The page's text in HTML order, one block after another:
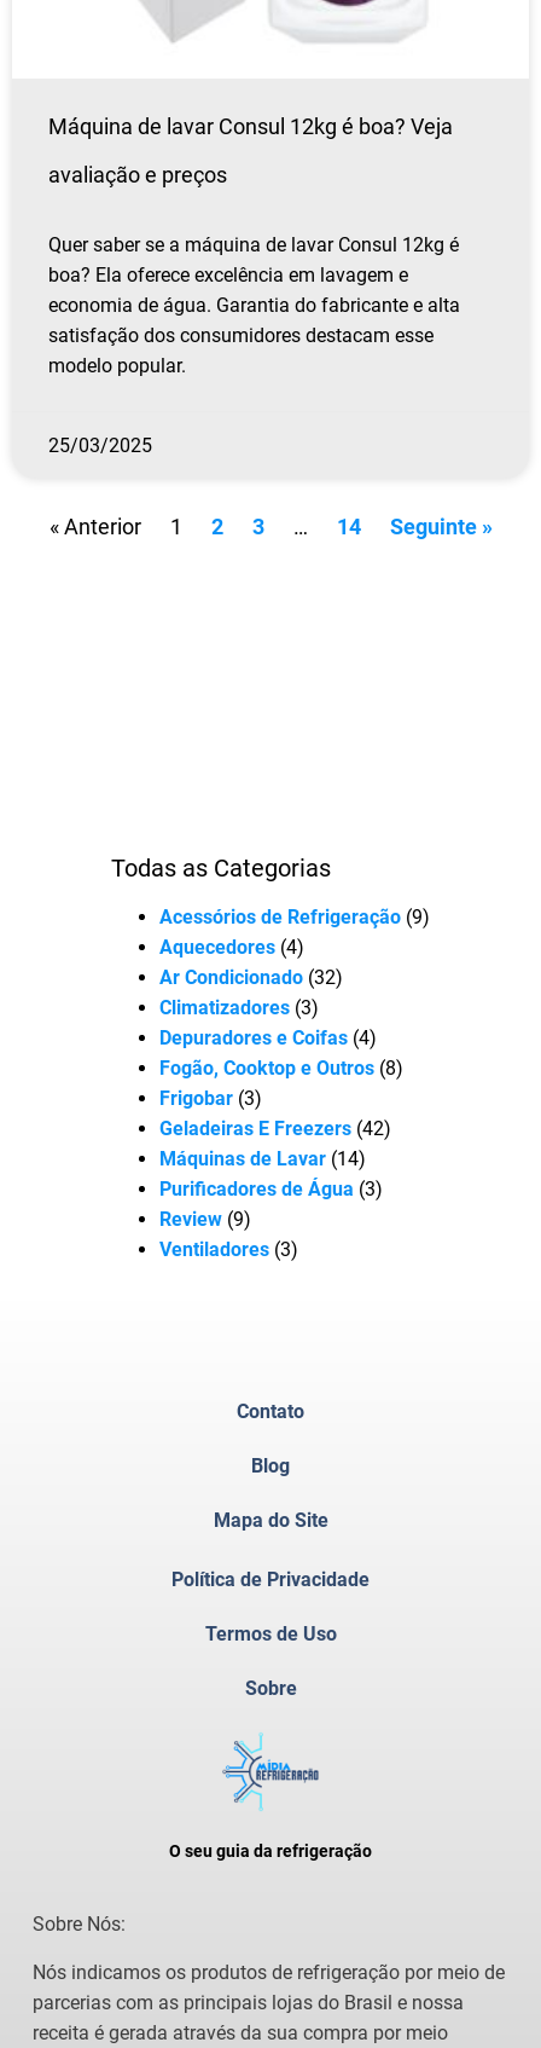
Máquina de lavar Consul 12kg é boa? Veja
avaliação e preços
Quer saber se a máquina de lavar Consul 12kg é
boa? Ela oferece excelência em lavagem e
economia de água. Garantia do fabricante e alta
satisfação dos consumidores destacam esse
modelo popular.
25/03/2025
« Anterior 1 2 3 … 14 Seguinte »
Todas as Categorias
Acessórios de Refrigeração (9)
Aquecedores (4)
Ar Condicionado (32)
Climatizadores (3)
Depuradores e Coifas (4)
Fogão, Cooktop e Outros (8)
Frigobar (3)
Geladeiras E Freezers (42)
Máquinas de Lavar (14)
Purificadores de Água (3)
Review (9)
Ventiladores (3)
O seu guia da refrigeração
Sobre Nós:
Nós indicamos os produtos de refrigeração por meio de
parcerias com as principais lojas do Brasil e nossa
receita é gerada através da sua compra por meio
Contato
Blog
Mapa do Site
Política de Privacidade
Termos de Uso
Sobre